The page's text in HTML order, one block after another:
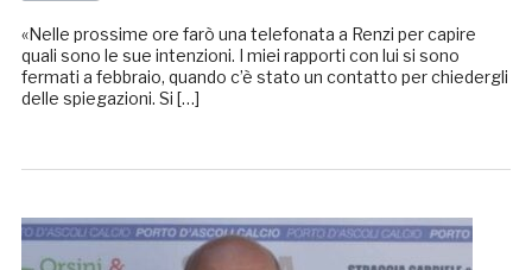
«Nelle prossime ore farò una telefonata a Renzi per capire
quali sono le sue intenzioni. I miei rapporti con lui si sono
fermati a febbraio, quando c’è stato un contatto per chiedergli
delle spiegazioni. Si […]